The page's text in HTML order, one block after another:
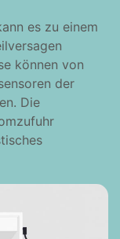
es zu einem
können von
der
Die